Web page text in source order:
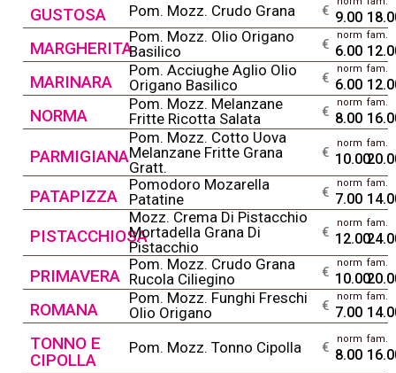
GUSTOSA @Pom. Mozz. Crudo Grana € 9.00
MARGHERITA
@Pom. Mozz. Olio Origano
Basilico
€
norm
6.00
fam.
MARINARA @Pom. Acciughe Aglio Olio
Origano Basilico
€
norm
6.00
fam.
NORMA @Pom. Mozz. Melanzane
Fritte Ricotta Salata
€
norm
8.00
fam.
PARMIGIANA
@
Pom. Mozz. Cotto Uova
Melanzane Fritte Grana
Gratt.
€
norm
10.00
fam.
PATAPIZZA @Pomodoro Mozarella
Patatine
€
norm
7.00
fam.
PISTACCHIOSA
@
Mozz. Crema Di Pistacchio
Mortadella Grana Di
Pistacchio
€
norm
12.00
fam.
PRIMAVERA @Pom. Mozz. Crudo Grana
Rucola Ciliegino
€
norm
10.00
fam.
ROMANA @Pom. Mozz. Funghi Freschi
Olio Origano
€
norm
7.00
fam.
TONNO E
CIPOLLA
@Pom. Mozz. Tonno Cipolla €
norm
8.00
fam.